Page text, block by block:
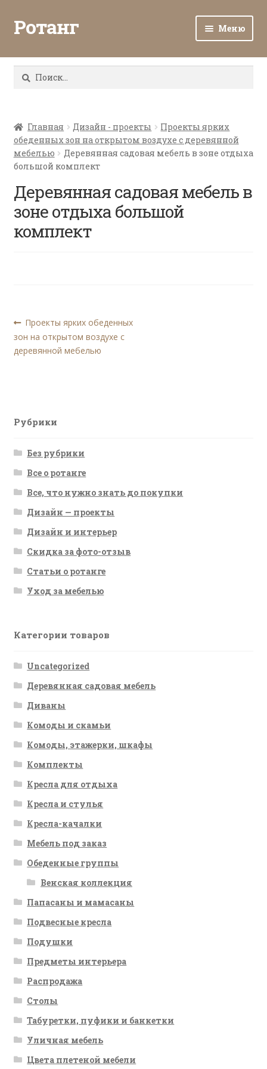
Ротанг Меню
Каталог
Все о ротанге
Контакты
Найти:
Главная Дизайн - проекты
Проекты ярких
обеденных зон на открытом воздухе с деревянной
мебелью
Деревянная садовая мебель в зоне отдыха
большой комплект
Деревянная садовая мебель в
зоне отдыха большой
комплект
Навигация
по
Предыдущая
запись:
Проекты ярких обеденных
зон на открытом воздухе с
деревянной мебелью
Рубрики
Без рубрики
Все о ротанге
Все, что нужно знать до покупки
Дизайн — проекты
Дизайн и интерьер
Скидка за фото-отзыв
Статьи о ротанге
Уход за мебелью
Категории товаров
Uncategorized
Деревянная садовая мебель
Диваны
Комоды и скамьи
Комоды, этажерки, шкафы
Комплекты
Кресла для отдыха
Кресла и стулья
Кресла-качалки
Мебель под заказ
Обеденные группы
Венская коллекция
Папасаны и мамасаны
Подвесные кресла
Подушки
Предметы интерьера
Распродажа
Столы
Табуретки, пуфики и банкетки
Уличная мебель
Цвета плетеной мебели